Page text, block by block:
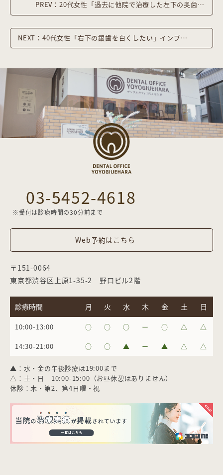
PREV：20代女性「過去に他院で治療した左下の奥歯が痛い」インプラント治療した症例
NEXT：40代女性「右下の銀歯を白くしたい」インプラント埋入とジルコニアインレーで治療した症例
03-5452-4618
※受付は診療時間の30分前まで
Web予約はこちら
〒151-0064
東京都渋谷区上原1-35-2 野口ビル2階
診療時間 月 火 水 木 金 土 日
10:00-13:00 ○ ○ ○ ー ○ △ △
14:30-21:00 ○ ○ ▲ ー ▲ △ △
▲：水・金の午後診療は19:00まで
△：土・日 10:00-15:00（お昼休憩はありません）
休診：木・第2、第4日曜・祝